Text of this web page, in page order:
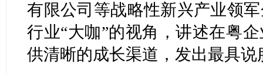
有限公司等战略性新兴产业领
行业“大咖”的视角，讲述在粤
供清晰的成长渠道，发出最具说